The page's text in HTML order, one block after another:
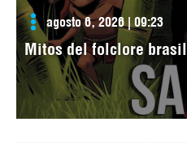
agosto 6, 2026 | 09:23
Mitos del folclore